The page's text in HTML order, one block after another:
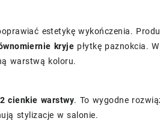
estetykę wykończenia.
kryje płytkę paznokcia.
warstwą koloru.
2 cienkie warstwy. To wygodne
stylizacje w salonie.